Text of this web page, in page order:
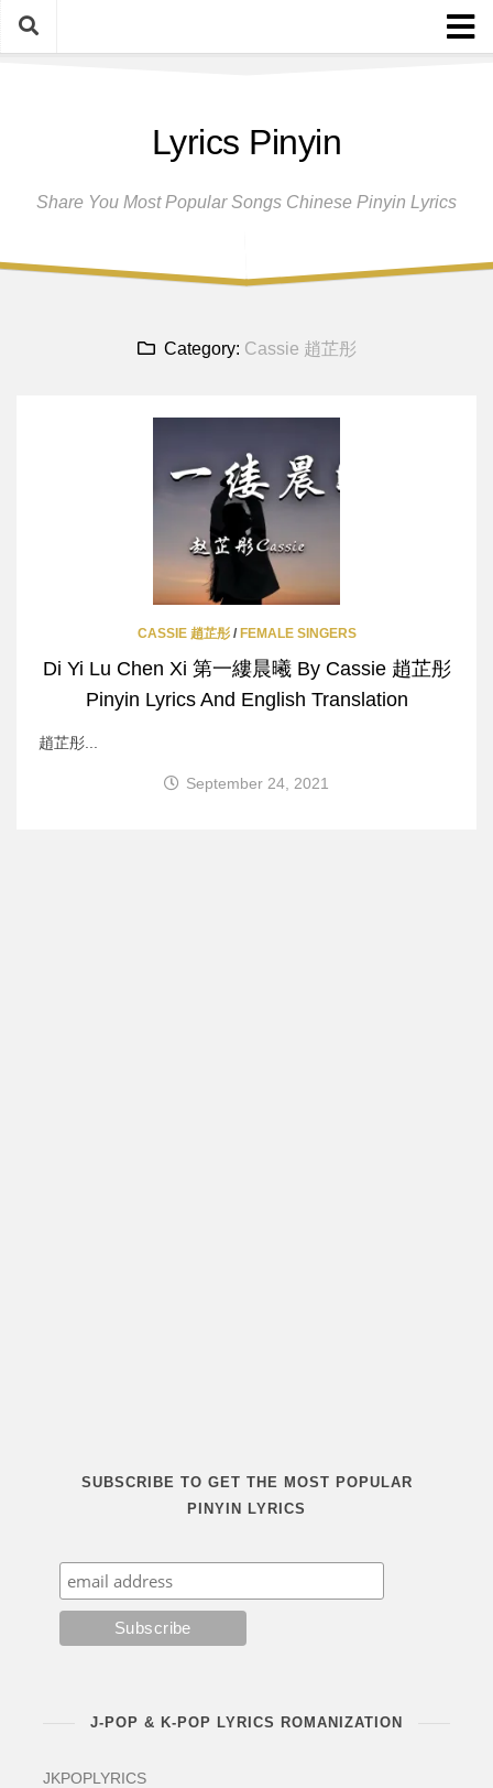
Skip
Disclaimer And Privacy Policy
Lyrics Pinyin
Share You Most Popular Songs Chinese Pinyin Lyrics
Category: Cassie 趙芷彤
CASSIE 趙芷彤/ FEMALE SINGERS
Di Yi Lu Chen Xi 第一縷晨曦 By Cassie 趙芷彤
Pinyin Lyrics And English Translation
趙芷彤...
September 24, 2021
SUBSCRIBE TO GET THE MOST POPULAR
PINYIN LYRICS
J-POP & K-POP LYRICS ROMANIZATION
JKPOPLYRICS